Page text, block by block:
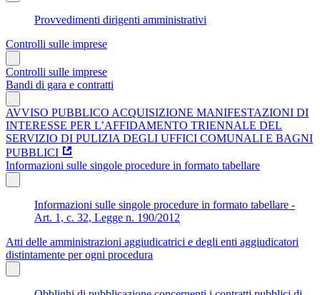
Provvedimenti dirigenti amministrativi
Controlli sulle imprese
Controlli sulle imprese
Bandi di gara e contratti
AVVISO PUBBLICO ACQUISIZIONE MANIFESTAZIONI DI
INTERESSE PER L’AFFIDAMENTO TRIENNALE DEL
SERVIZIO DI PULIZIA DEGLI UFFICI COMUNALI E BAGNI
PUBBLICI
Informazioni sulle singole procedure in formato tabellare
Informazioni sulle singole procedure in formato tabellare -
Art. 1, c. 32, Legge n. 190/2012
Atti delle amministrazioni aggiudicatrici e degli enti aggiudicatori
distintamente per ogni procedura